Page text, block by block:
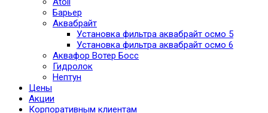
Барьер
Аквабрайт
Установка фильтра аквабрайт осмо 5
Установка фильтра аквабрайт осмо 6
Аквафор Вотер Босс
Гидролок
Нептун
Цены
Акции
Корпоративным клиентам